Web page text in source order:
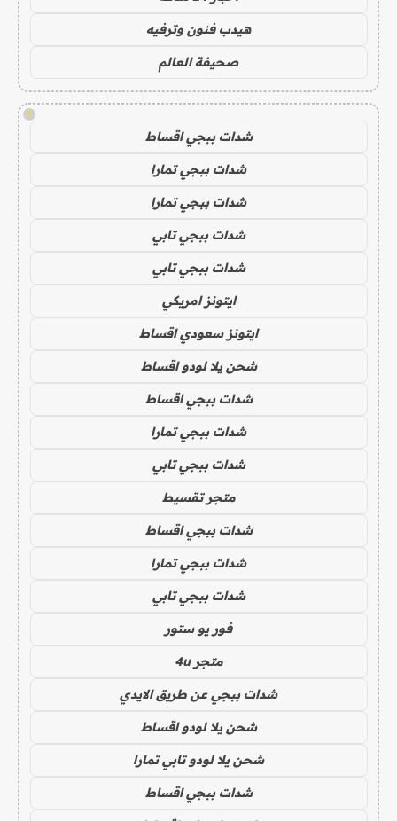
هيدب فنون وترفيه
صحيفة العالم
!
شدات ببجي اقساط
شدات ببجي تمارا
شدات ببجي تمارا
شدات ببجي تابي
شدات ببجي تابي
ايتونز امريكي
ايتونز سعودي اقساط
شحن يلا لودو اقساط
شدات ببجي اقساط
شدات ببجي تمارا
شدات ببجي تابي
متجر تقسيط
شدات ببجي اقساط
شدات ببجي تمارا
شدات ببجي تابي
فور يو ستور
متجر 4u
شدات ببجي عن طريق الايدي
شحن يلا لودو اقساط
شحن يلا لودو تابي تمارا
شدات ببجي اقساط